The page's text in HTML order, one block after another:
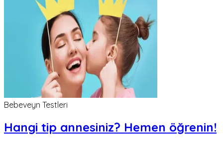
Bebeveyn Testleri
Hangi tip annesiniz? Hemen öğrenin!